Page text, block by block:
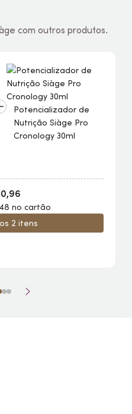
com outros produtos.
Potencializador de
Nutrição Siàge Pro
Cronology 30ml
no cartão
2 itens